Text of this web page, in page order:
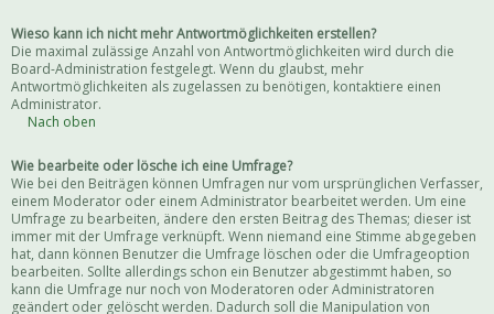
Wieso kann ich nicht mehr Antwortmöglichkeiten erstellen?
Die maximal zulässige Anzahl von Antwortmöglichkeiten wird durch die
Board-Administration festgelegt. Wenn du glaubst, mehr
Antwortmöglichkeiten als zugelassen zu benötigen, kontaktiere einen
Administrator.
Nach oben
Wie bearbeite oder lösche ich eine Umfrage?
Wie bei den Beiträgen können Umfragen nur vom ursprünglichen Verfasser,
einem Moderator oder einem Administrator bearbeitet werden. Um eine
Umfrage zu bearbeiten, ändere den ersten Beitrag des Themas; dieser ist
immer mit der Umfrage verknüpft. Wenn niemand eine Stimme abgegeben
hat, dann können Benutzer die Umfrage löschen oder die Umfrageoption
bearbeiten. Sollte allerdings schon ein Benutzer abgestimmt haben, so
kann die Umfrage nur noch von Moderatoren oder Administratoren
geändert oder gelöscht werden. Dadurch soll die Manipulation von